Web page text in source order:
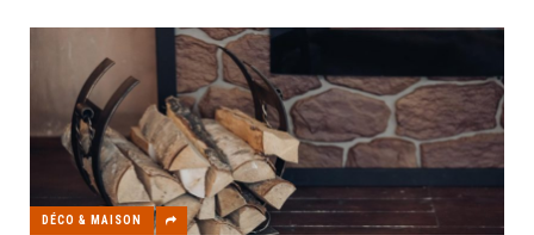
DÉCO & MAISON